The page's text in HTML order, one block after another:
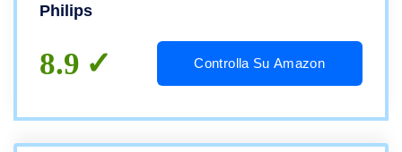
Philips
8.9 Controlla Su Amazon